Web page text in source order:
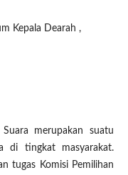
Kepala Dearah ,
Suara merupakan suatu
di tingkat masyarakat.
tugas Komisi Pemilihan